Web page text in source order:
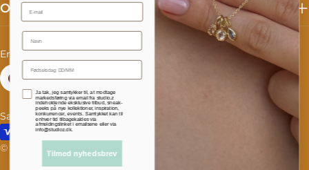
Om studio.z
L
a
g
u
English
C
o
u
n
t
Denmark (DKK kr.)
© 2026 studioz.dk Powered by Shopify
Salgs- og leveringsbetingelser
Payment
methods
Email
Name
Accepterer persondatapolitik
Ja tak, jeg samtykker til, at modtage
markedsføring via email fra studio.z
indeholdende eksklusive tilbud, sneak-
peeks på nye kollektioner, inspiration,
konkurrencer, events. Samtykket kan til
enhver tid tilbagekaldes via
afmeldingslinket i emailsene eller via
info@studioz.dk.
Tilmed nyhedsbrev